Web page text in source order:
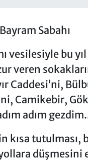
Sabahı
vesilesiyle bu
veren
Caddesi’ni,
Camikebir,
adım
kısa tutulması,
düşmesini